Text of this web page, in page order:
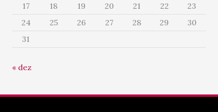
17
18 19 20 21 22
23
24
25 26 27 28 29
30
31
« dez